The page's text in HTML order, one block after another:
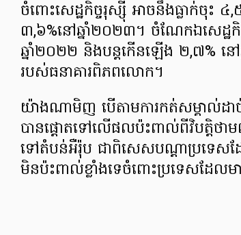
ចំពោះសេដ្ឋកិច្ចរុស្ស៊ី អាចនឹងធ្លាក់ចុះ
៣,៦%នៅឆ្នាំ២០២៣។ ចំណែកឯសេដ្ឋកិ
ឆ្នាំ២០២២ និងបន្តកើនឡើង ២,៧% ន
របស់ធនាគារពិភពលោក។
យ៉ាងណាមិញ បើតាមការកត់សម្គាល់
បានផ្តោតទៅលើផលប៉ះពាល់ពីវិបត្តិថា
ទៅតំបន់អឺរ៉ុប ជាពិសេសបណ្តាប្រទេសដែ
មិនប៉ះពាល់ខ្លាំងទេចំពោះប្រទេសដែល